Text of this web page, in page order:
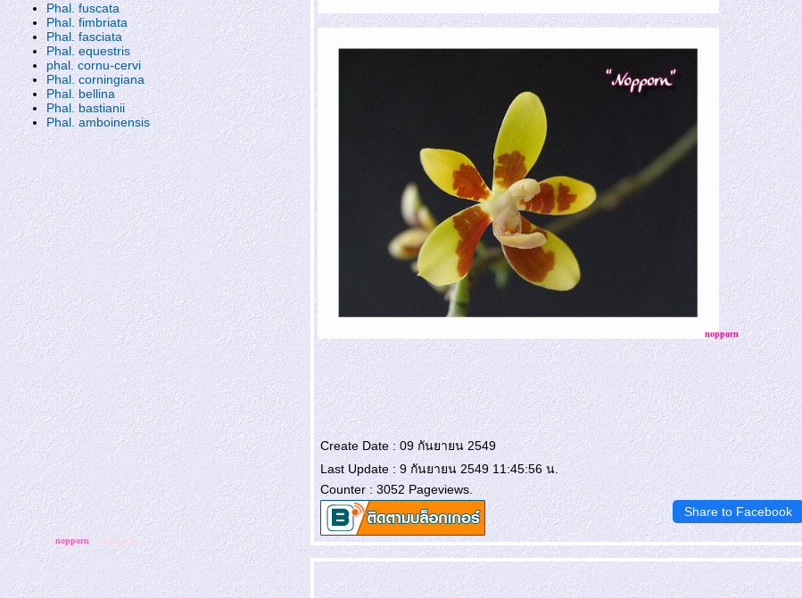
Phal. fuscata
Phal. fimbriata
Phal. fasciata
Phal. equestris
phal. cornu-cervi
Phal. corningiana
Phal. bellina
Phal. bastianii
Phal. amboinensis
Create Date : 09 กันยายน 2549
Last Update : 9 กันยายน 2549 11:45:56 น.
Counter : 3052 Pageviews.
Share to Facebook
nopporn